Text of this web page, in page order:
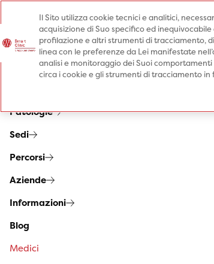
Prenota
Prenota una visita
Specialità
Patologie
Sedi
Percorsi
Aziende
Informazioni
Blog
Medici
Il Sito utilizza cookie tecnici e analitici,
acquisizione di Suo specifico ed
profilazione e altri strumenti di tracciamento,
linea con le preferenze da Lei manifestate
analisi e monitoraggio dei Suoi
circa i cookie e gli strumenti di tracciamento